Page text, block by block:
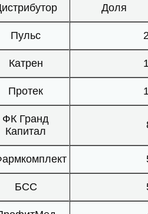
Доля
Пульс
Катрен
Протек
ФК Гранд
Капитал
БСС